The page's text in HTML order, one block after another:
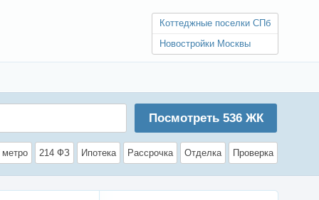
Коттеджные поселки СПб
Новостройки Москвы
Посмотреть 536ЖК
214 ФЗ Ипотека Рассрочка Отделка Проверка